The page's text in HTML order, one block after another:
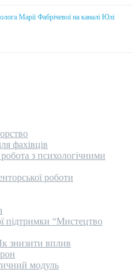
Марії Фабрічевої на каналі Юлі
фахівців
з психологічними
роботи
підтримки “Мистецтво
знизити вплив
модуль